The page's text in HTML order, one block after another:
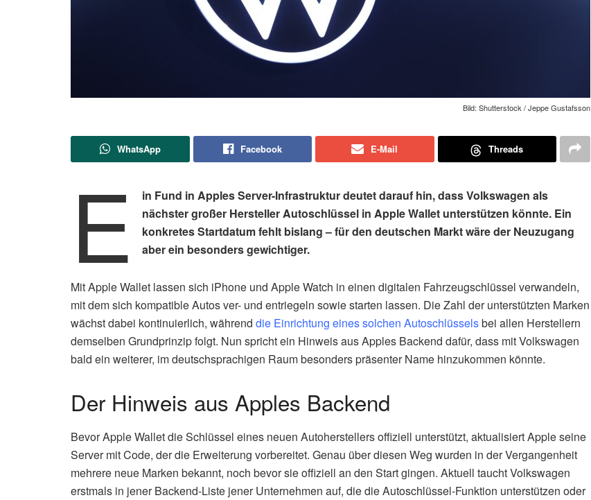
Bild: Shutterstock / Jeppe Gustafsson
WhatsApp Facebook E-Mail Threads
E
in Fund in Apples Server-Infrastruktur deutet darauf hin, dass Volkswagen als
nächster großer Hersteller Autoschlüssel in Apple Wallet unterstützen könnte. Ein
konkretes Startdatum fehlt bislang – für den deutschen Markt wäre der Neuzugang
aber ein besonders gewichtiger.
Mit Apple Wallet lassen sich iPhone und Apple Watch in einen digitalen Fahrzeugschlüssel verwandeln,
mit dem sich kompatible Autos ver- und entriegeln sowie starten lassen. Die Zahl der unterstützten Marken
wächst dabei kontinuierlich, während die Einrichtung eines solchen Autoschlüsselsbei allen Herstellern
demselben Grundprinzip folgt. Nun spricht ein Hinweis aus Apples Backend dafür, dass mit Volkswagen
bald ein weiterer, im deutschsprachigen Raum besonders präsenter Name hinzukommen könnte.
Der Hinweis aus Apples Backend
Bevor Apple Wallet die Schlüssel eines neuen Autoherstellers offiziell unterstützt, aktualisiert Apple seine
Server mit Code, der die Erweiterung vorbereitet. Genau über diesen Weg wurden in der Vergangenheit
mehrere neue Marken bekannt, noch bevor sie offiziell an den Start gingen. Aktuell taucht Volkswagen
erstmals in jener Backend-Liste jener Unternehmen auf, die die Autoschlüssel-Funktion unterstützen oder